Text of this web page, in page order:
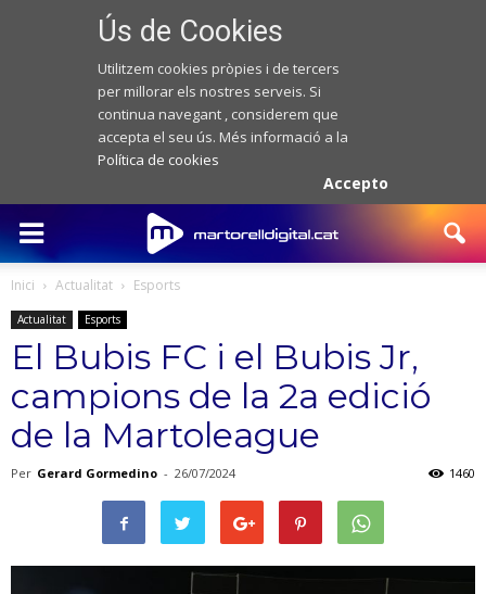
Ús de Cookies
Utilitzem cookies pròpies i de tercers
per millorar els nostres serveis. Si
continua navegant , considerem que
accepta el seu ús. Més informació a la
Política de cookies
Accepto
Inici Actualitat Esports
Actualitat Esports
El Bubis FC i el Bubis Jr,
campions de la 2a edició
de la Martoleague
Per Gerard Gormedino - 26/07/2024 1460